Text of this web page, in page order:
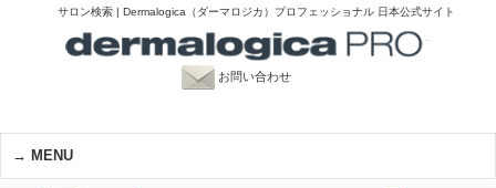
サロン検索 | Dermalogica（ダーマロジカ）プロフェッショナル 日本公式サイト
お問い合わせ
MENU